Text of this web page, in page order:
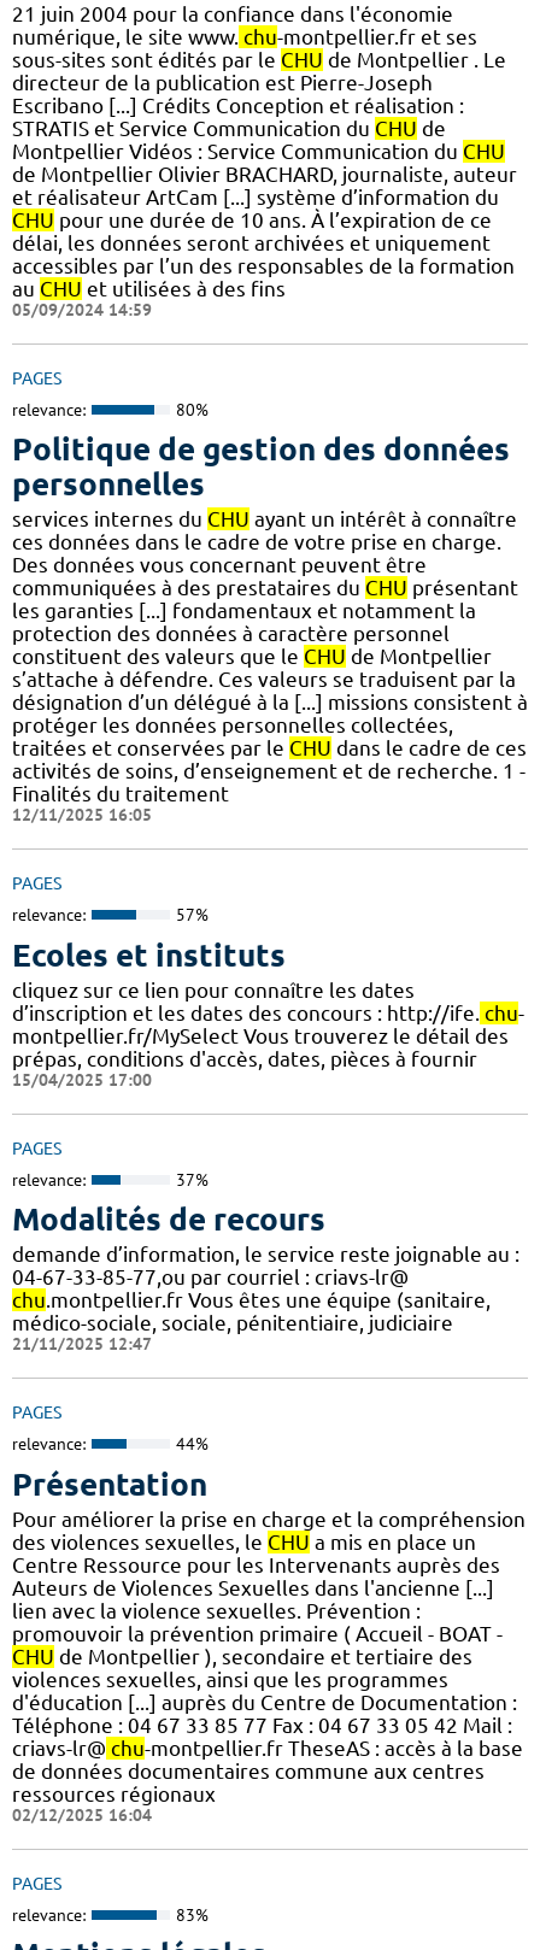
21 juin 2004 pour la confiance dans l'économie
numérique, le site www. chu-montpellier.fr et ses
sous-sites sont édités par le CHU de Montpellier . Le
directeur de la publication est Pierre-Joseph
Escribano [...] Crédits Conception et réalisation :
STRATIS et Service Communication du CHU de
Montpellier Vidéos : Service Communication du CHU
de Montpellier Olivier BRACHARD, journaliste, auteur
et réalisateur ArtCam [...] système d’information du
CHU pour une durée de 10 ans. À l’expiration de ce
délai, les données seront archivées et uniquement
accessibles par l’un des responsables de la formation
au CHU et utilisées à des fins
05/09/2024 14:59
PAGES
relevance: 80%
Politique de gestion des données
personnelles
services internes du CHU ayant un intérêt à connaître
ces données dans le cadre de votre prise en charge.
Des données vous concernant peuvent être
communiquées à des prestataires du CHU présentant
les garanties [...] fondamentaux et notamment la
protection des données à caractère personnel
constituent des valeurs que le CHU de Montpellier
s’attache à défendre. Ces valeurs se traduisent par la
désignation d’un délégué à la [...] missions consistent à
protéger les données personnelles collectées,
traitées et conservées par le CHU dans le cadre de ces
activités de soins, d’enseignement et de recherche. 1 -
Finalités du traitement
12/11/2025 16:05
PAGES
relevance: 57%
Ecoles et instituts
cliquez sur ce lien pour connaître les dates
d’inscription et les dates des concours : http://ife. chu-
montpellier.fr/MySelect Vous trouverez le détail des
prépas, conditions d'accès, dates, pièces à fournir
15/04/2025 17:00
PAGES
relevance: 37%
Modalités de recours
demande d’information, le service reste joignable au :
04-67-33-85-77,ou par courriel : criavs-lr@
chu.montpellier.fr Vous êtes une équipe (sanitaire,
médico-sociale, sociale, pénitentiaire, judiciaire
21/11/2025 12:47
PAGES
relevance: 44%
Présentation
Pour améliorer la prise en charge et la compréhension
des violences sexuelles, le CHU a mis en place un
Centre Ressource pour les Intervenants auprès des
Auteurs de Violences Sexuelles dans l'ancienne [...]
lien avec la violence sexuelles. Prévention :
promouvoir la prévention primaire ( Accueil - BOAT -
CHU de Montpellier ), secondaire et tertiaire des
violences sexuelles, ainsi que les programmes
d'éducation [...] auprès du Centre de Documentation :
Téléphone : 04 67 33 85 77 Fax : 04 67 33 05 42 Mail :
criavs-lr@ chu-montpellier.fr TheseAS : accès à la base
de données documentaires commune aux centres
ressources régionaux
02/12/2025 16:04
PAGES
relevance: 83%